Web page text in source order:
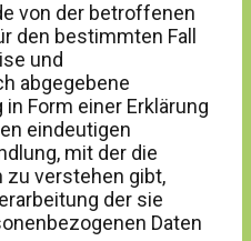
von der betroffenen
den bestimmten Fall
und
abgegebene
Form einer Erklärung
eindeutigen
mit der die
verstehen gibt,
der sie
Daten